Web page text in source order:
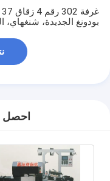
يموت قطع المواد
يموت قطع المعدات
آلة السيارات بندر
كتاب يجعل آلة
آليّ تعليب آلة
آلة الطباعة التلقائية
بودونغ الجديدة، شنغهاي،